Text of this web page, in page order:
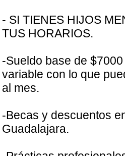
- SI TIENES HIJOS
TUS HORARIOS.
-Sueldo base de
variable con lo que
al mes.
-Becas y descuentos
Guadalajara.